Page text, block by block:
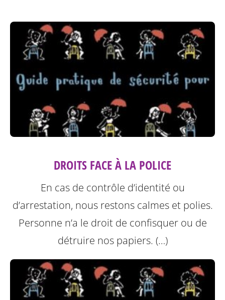
DROITS FACE À LA POLICE
En cas de contrôle d’identité ou
d’arrestation, nous restons calmes et polies.
Personne n’a le droit de confisquer ou de
détruire nos papiers. (…)